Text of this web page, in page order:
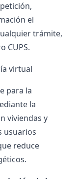
el
trámite,
CUPS.
virtual
para la
la
viviendas y
usuarios
reduce